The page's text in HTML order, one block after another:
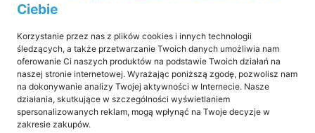
Wiarygodne rezultaty
weryfikacji klientów
i partnerów
Wiarygodność weryfikacji jest kluczowa dla
Ciebie
Korzystanie przez nas z plików cookies i innych technologii
śledzących, a także przetwarzanie Twoich danych umożliwia nam
oferowanie Ci naszych produktów na podstawie Twoich działań na
naszej stronie internetowej. Wyrażając poniższą zgodę, pozwolisz nam
na dokonywanie analizy Twojej aktywności w Internecie. Nasze
działania, skutkujące w szczególności wyświetlaniem
spersonalizowanych reklam, mogą wpłynąć na Twoje decyzje w
zakresie zakupów.